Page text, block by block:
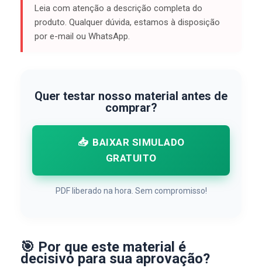
Leia com atenção a descrição completa do
produto. Qualquer dúvida, estamos à disposição
por e-mail ou WhatsApp.
Quer testar nosso material antes de
comprar?
📥 BAIXAR SIMULADO
GRATUITO
PDF liberado na hora. Sem compromisso!
🎯 Por que este material é
decisivo para sua aprovação?